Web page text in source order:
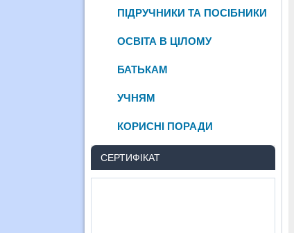
ПІДРУЧНИКИ ТА ПОСІБНИКИ
ОСВІТА В ЦІЛОМУ
БАТЬКАМ
УЧНЯМ
КОРИСНІ ПОРАДИ
СЕРТИФІКАТ